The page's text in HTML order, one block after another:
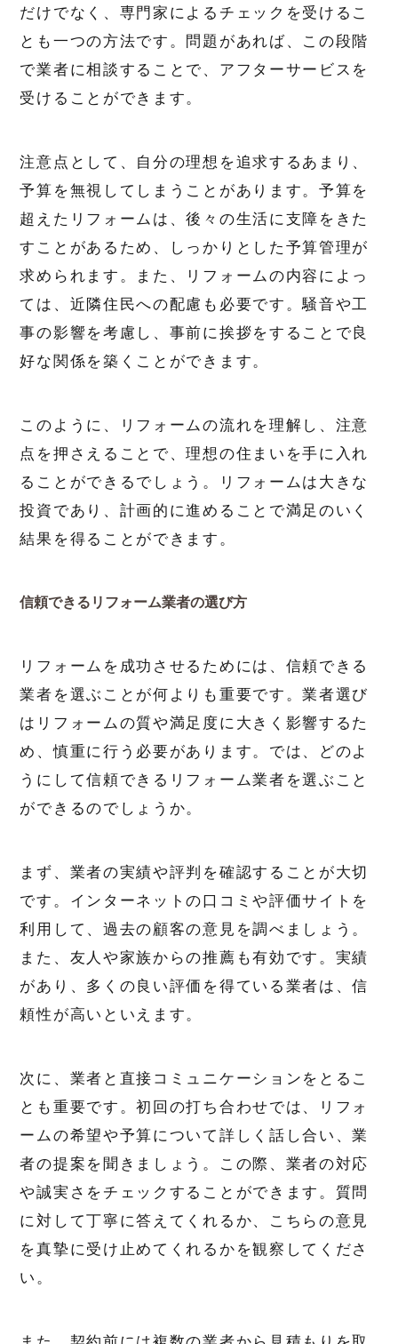
だけでなく、専門家によるチェックを受けるこ
とも一つの方法です。問題があれば、この段階
で業者に相談することで、アフターサービスを
受けることができます。
注意点として、自分の理想を追求するあまり、
予算を無視してしまうことがあります。予算を
超えたリフォームは、後々の生活に支障をきた
すことがあるため、しっかりとした予算管理が
求められます。また、リフォームの内容によっ
ては、近隣住民への配慮も必要です。騒音や工
事の影響を考慮し、事前に挨拶をすることで良
好な関係を築くことができます。
このように、リフォームの流れを理解し、注意
点を押さえることで、理想の住まいを手に入れ
ることができるでしょう。リフォームは大きな
投資であり、計画的に進めることで満足のいく
結果を得ることができます。
信頼できるリフォーム業者の選び方
リフォームを成功させるためには、信頼できる
業者を選ぶことが何よりも重要です。業者選び
はリフォームの質や満足度に大きく影響するた
め、慎重に行う必要があります。では、どのよ
うにして信頼できるリフォーム業者を選ぶこと
ができるのでしょうか。
まず、業者の実績や評判を確認することが大切
です。インターネットの口コミや評価サイトを
利用して、過去の顧客の意見を調べましょう。
また、友人や家族からの推薦も有効です。実績
があり、多くの良い評価を得ている業者は、信
頼性が高いといえます。
次に、業者と直接コミュニケーションをとるこ
とも重要です。初回の打ち合わせでは、リフォ
ームの希望や予算について詳しく話し合い、業
者の提案を聞きましょう。この際、業者の対応
や誠実さをチェックすることができます。質問
に対して丁寧に答えてくれるか、こちらの意見
を真摯に受け止めてくれるかを観察してくださ
い。